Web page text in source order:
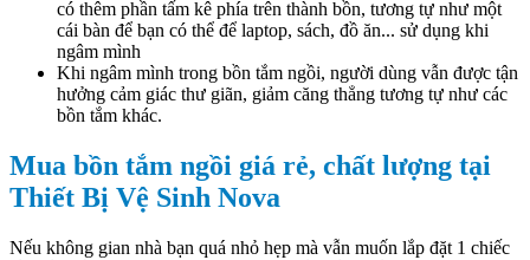
có thêm phần tấm kê phía trên thành bồn, tương tự như một
cái bàn để bạn có thể để laptop, sách, đồ ăn... sử dụng khi
ngâm mình
Khi ngâm mình trong bồn tắm ngồi, người dùng vẫn được tận
hưởng cảm giác thư giãn, giảm căng thẳng tương tự như các
bồn tắm khác.
Mua bồn tắm ngồi giá rẻ, chất lượng tại
Thiết Bị Vệ Sinh Nova
Nếu không gian nhà bạn quá nhỏ hẹp mà vẫn muốn lắp đặt 1 chiếc